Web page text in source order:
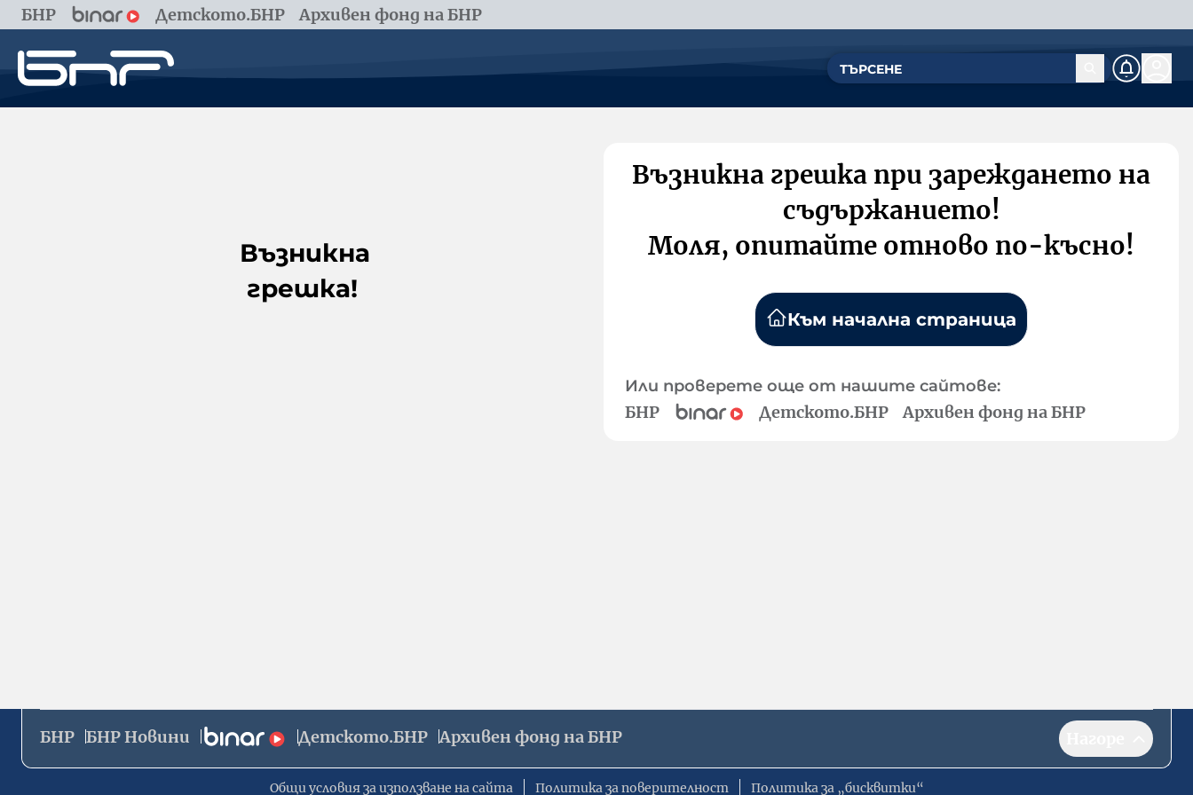
БНР Детското.БНР Архивен фонд на БНР
Възникна
грешка!
Възникна грешка при зареждането на
съдържанието!
Моля, опитайте отново по-късно!
Към начална страница
Или проверете още от нашите сайтове:
БНР Детското.БНР Архивен фонд на БНР
БНР БНР Новини Детското.БНР Архивен фонд на БНР
Общи условия за използване на сайта Политика за поверителност Политика за „бисквитки“